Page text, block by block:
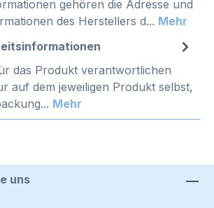
gehören die Adresse und
des Herstellers d... Mehr
das Produkt verantwortlichen
auf dem jeweiligen Produkt selbst,
Mehr
uns